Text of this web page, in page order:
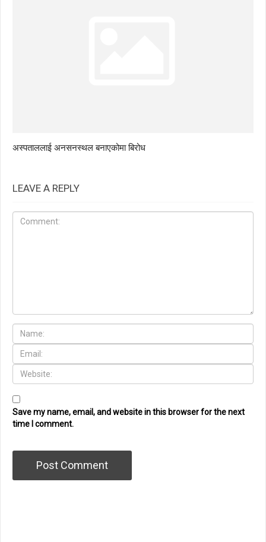
अस्पताललाई अनसनस्थल बनाएकोमा बिरोध
LEAVE A REPLY
Save my name, email, and website in this browser for the next
time I comment.